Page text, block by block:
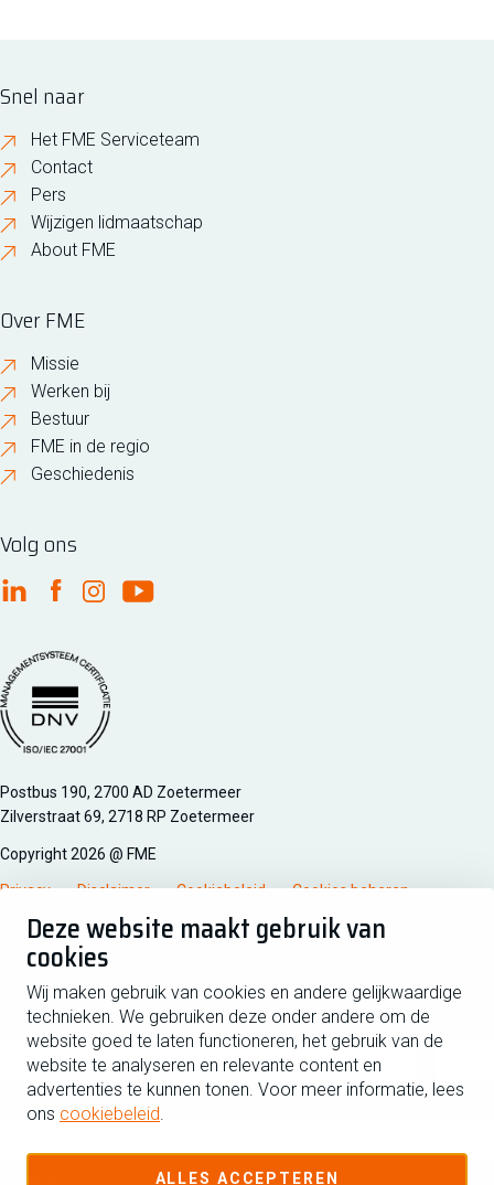
Deze website maakt gebruik van
cookies
Wij maken gebruik van cookies en andere gelijkwaardige
technieken. We gebruiken deze onder andere om de
website goed te laten functioneren, het gebruik van de
website te analyseren en relevante content en
advertenties te kunnen tonen. Voor meer informatie, lees
ons cookiebeleid.
ALLES ACCEPTEREN
Snel naar
Het FME Serviceteam
Contact
Pers
Wijzigen lidmaatschap
About FME
Over FME
Missie
Werken bij
Bestuur
FME in de regio
Geschiedenis
Volg ons
FME Linkedin
FME Facebook
FME Instagram
FME Youtube
Managementsyteem certificatie DNV iso/iec 27001
Postbus 190, 2700 AD Zoetermeer
Zilverstraat 69, 2718 RP Zoetermeer
Copyright 2026 @ FME
Privacy Disclaimer Cookiebeleid Cookies beheren
Schrijf je in voor de nieuwsbrief
Voornaam
Achternaam